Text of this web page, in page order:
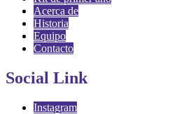
Acerca de
Historia
Equipo
Contacto
Social Link
Instagram